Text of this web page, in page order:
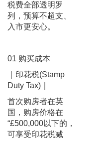
税费全部透明罗
列，预算不超支、
入市更安心。
01 购买成本
｜印花税(Stamp
Duty Tax)｜
首次购房者在英
国，购房价格在
“£500,000以下的，
可享受印花税减